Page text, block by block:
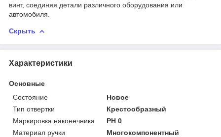
винт, соединяя детали различного оборудования или
автомобиля.
Скрыть
Характеристики
Основные
Состояние
Новое
Тип отвертки
Крестообразный
Маркировка наконечника
PH 0
Материал ручки
Многокомпонентный